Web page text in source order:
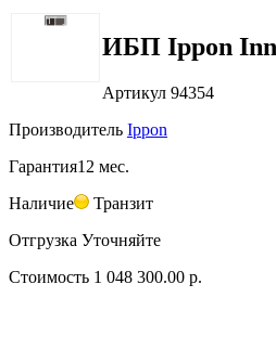
ИБП Ippon
Артикул 94354
Производитель Ippon
Гарантия12 мес.
Наличие
Транзит
Отгрузка Уточняйте
Стоимость 1 048 300.00 р.